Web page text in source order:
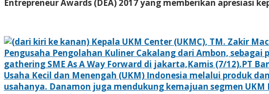
Entrepreneur Awards (DEA) 2017 yang memberikan apresiasi